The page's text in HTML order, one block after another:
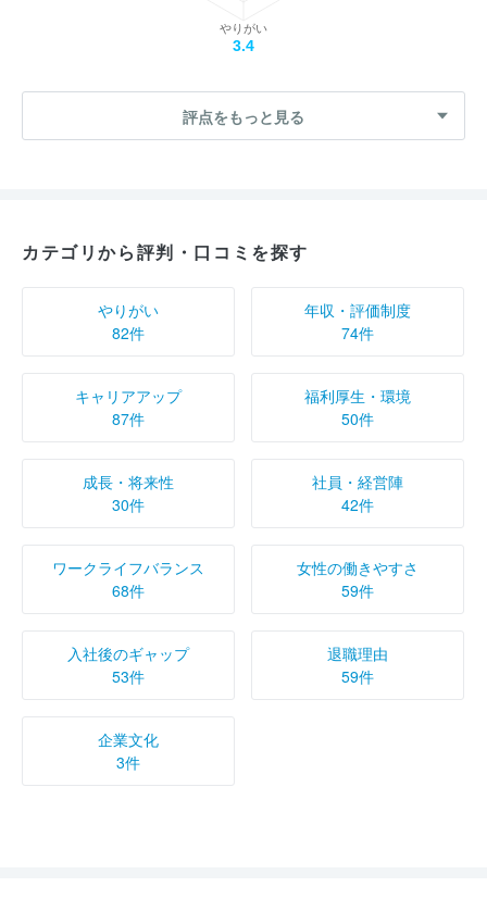
やりがい
3.4
評点をもっと見る
カテゴリから評判・口コミを探す
やりがい
82件
年収・評価制度
74件
キャリアアップ
87件
福利厚生・環境
50件
成長・将来性
30件
社員・経営陣
42件
ワークライフバランス
68件
女性の働きやすさ
59件
入社後のギャップ
53件
退職理由
59件
企業文化
3件